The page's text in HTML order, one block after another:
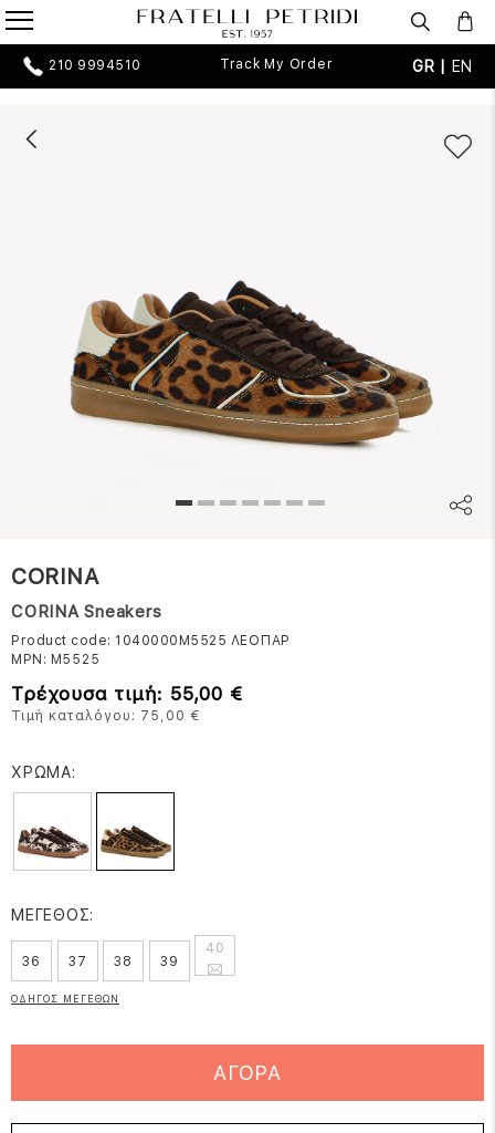
210 9994510 Track My Order GR | EN
CORINA
CORINA Sneakers
Product code: 1040000M5525 ΛΕΟΠΑΡ
MPN: M5525
Τρέχουσα τιμή: 55,00 €
Τιμή καταλόγου: 75,00 €
ΧΡΩΜΑ:
ΜΕΓΕΘΟΣ:
36 37 38 39
40
ΟΔΗΓΟΣ ΜΕΓΕΘΩΝ
ΑΓΟΡΑ